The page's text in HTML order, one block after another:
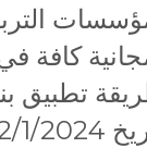
كافة
تطبيق